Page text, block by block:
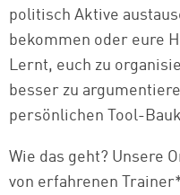
politisch Aktive
bekommen oder eure
Lernt, euch zu
besser zu
persönlichen Tool-
Wie das geht? Unsere
von erfahrenen